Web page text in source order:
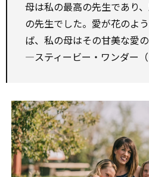
母は私の最高の先生であり
の先生でした。愛が花のよ
ば、私の母はその甘美な愛の
―スティービー・ワンダー（